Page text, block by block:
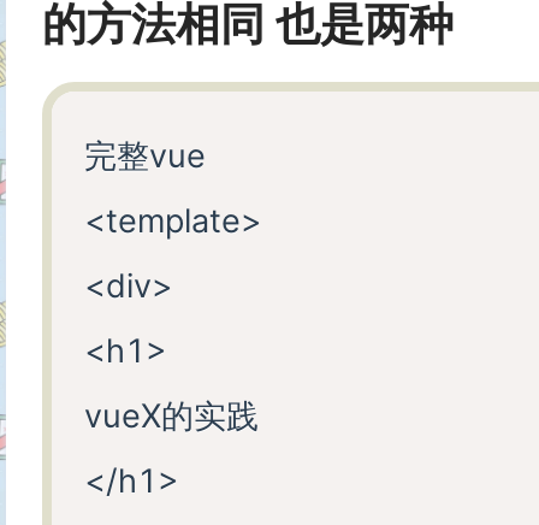
的方法相同 也是两种
完整vue
<template>
<div>
<h1>
vueX的实践
</h1>